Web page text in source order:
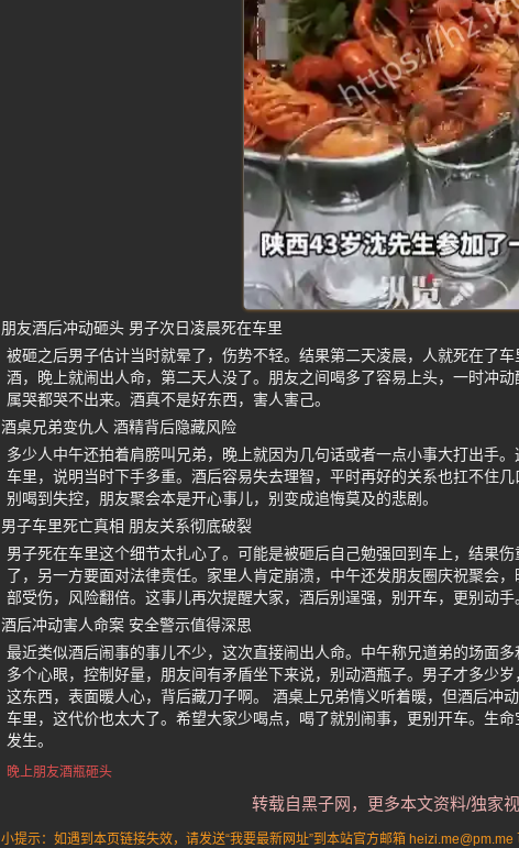
朋友酒后冲动砸头 男子次日凌晨死在车里
被砸之后男子估计当时就晕了，伤势不轻。结果第二天凌晨，人就死在了
酒，晚上就闹出人命，第二天人没了。朋友之间喝多了容易上头，一时冲
属哭都哭不出来。酒真不是好东西，害人害己。
酒桌兄弟变仇人 酒精背后隐藏风险
多少人中午还拍着肩膀叫兄弟，晚上就因为几句话或者一点小事大打出手
车里，说明当时下手多重。酒后容易失去理智，平时再好的关系也扛不住
别喝到失控，朋友聚会本是开心事儿，别变成追悔莫及的悲剧。
男子车里死亡真相 朋友关系彻底破裂
男子死在车里这个细节太扎心了。可能是被砸后自己勉强回到车上，结果
了，另一方要面对法律责任。家里人肯定崩溃，中午还发朋友圈庆祝聚会
部受伤，风险翻倍。这事儿再次提醒大家，酒后别逞强，别开车，更别动手
酒后冲动害人命案 安全警示值得深思
最近类似酒后闹事的事儿不少，这次直接闹出人命。中午称兄道弟的场面
多个心眼，控制好量，朋友间有矛盾坐下来说，别动酒瓶子。男子才多少
这东西，表面暖人心，背后藏刀子啊。 酒桌上兄弟情义听着暖，但酒后冲
车里，这代价也太大了。希望大家少喝点，喝了就别闹事，更别开车。生
发生。
晚上朋友酒瓶砸头
转载自黑子网，更多本文资料/独家
小提示：如遇到本页链接失效，请发送“我要最新网址”到本站官方邮箱